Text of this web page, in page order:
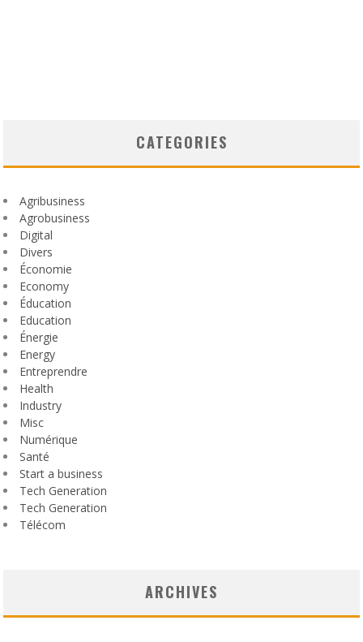
CATEGORIES
Agribusiness
Agrobusiness
Digital
Divers
Économie
Economy
Éducation
Education
Énergie
Energy
Entreprendre
Health
Industry
Misc
Numérique
Santé
Start a business
Tech Generation
Tech Generation
Télécom
ARCHIVES